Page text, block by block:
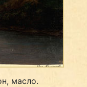
масло.